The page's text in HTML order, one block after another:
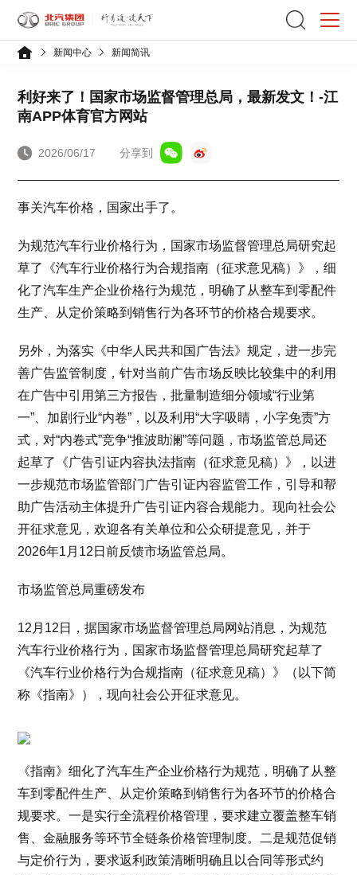
新闻中心 新闻简讯
利好来了！国家市场监督管理总局，最新发文！-江
南APP体育官方网站
2026/06/17 分享到
事关汽车价格，国家出手了。
为规范汽车行业价格行为，国家市场监督管理总局研究起
草了《汽车行业价格行为合规指南（征求意见稿）》，细
化了汽车生产企业价格行为规范，明确了从整车到零配件
生产、从定价策略到销售行为各环节的价格合规要求。
另外，为落实《中华人民共和国广告法》规定，进一步完
善广告监管制度，针对当前广告市场反映比较集中的利用
在广告中引用第三方报告，批量制造细分领域“行业第
一”、加剧行业“内卷”，以及利用“大字吸睛，小字免责”方
式，对“内卷式”竞争“推波助澜”等问题，市场监管总局还
起草了《广告引证内容执法指南（征求意见稿）》，以进
一步规范市场监管部门广告引证内容监管工作，引导和帮
助广告活动主体提升广告引证内容合规能力。现向社会公
开征求意见，欢迎各有关单位和公众研提意见，并于
2026年1月12日前反馈市场监管总局。
市场监管总局重磅发布
12月12日，据国家市场监督管理总局网站消息，为规范
汽车行业价格行为，国家市场监督管理总局研究起草了
《汽车行业价格行为合规指南（征求意见稿）》（以下简
称《指南》），现向社会公开征求意见。
《指南》细化了汽车生产企业价格行为规范，明确了从整
车到零配件生产、从定价策略到销售行为各环节的价格合
规要求。一是实行全流程价格管理，要求建立覆盖整车销
售、金融服务等环节全链条价格管理制度。二是规范促销
与定价行为，要求返利政策清晰明确且以合同等形式约